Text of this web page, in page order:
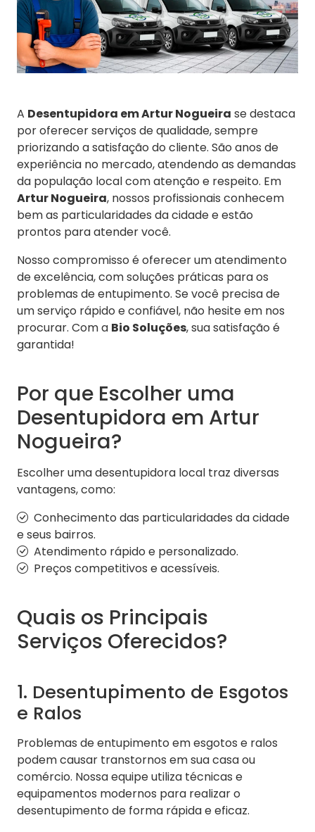
A Desentupidora em Artur Nogueira se destaca
por oferecer serviços de qualidade, sempre
priorizando a satisfação do cliente. São anos de
experiência no mercado, atendendo as demandas
da população local com atenção e respeito. Em
Artur Nogueira, nossos profissionais conhecem
bem as particularidades da cidade e estão
prontos para atender você.
Nosso compromisso é oferecer um atendimento
de excelência, com soluções práticas para os
problemas de entupimento. Se você precisa de
um serviço rápido e confiável, não hesite em nos
procurar. Com a Bio Soluções, sua satisfação é
garantida!
Por que Escolher uma
Desentupidora em Artur
Nogueira?
Escolher uma desentupidora local traz diversas
vantagens, como:
Conhecimento das particularidades da cidade
e seus bairros.
Atendimento rápido e personalizado.
Preços competitivos e acessíveis.
Quais os Principais
Serviços Oferecidos?
1. Desentupimento de Esgotos
e Ralos
Problemas de entupimento em esgotos e ralos
podem causar transtornos em sua casa ou
comércio. Nossa equipe utiliza técnicas e
equipamentos modernos para realizar o
desentupimento de forma rápida e eficaz.